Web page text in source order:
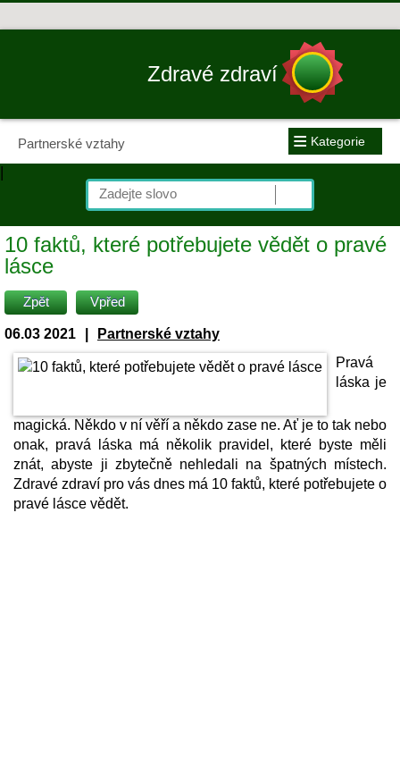
Zdravé zdraví
Partnerské vztahy ≡ Kategorie
|
10 faktů, které potřebujete vědět o pravé
lásce
Zpět Vpřed
06.03 2021
Partnerské vztahy
Pravá
láska je
magická. Někdo v ní věří a někdo zase ne. Ať je to tak nebo
onak, pravá láska má několik pravidel, které byste měli
znát, abyste ji zbytečně nehledali na špatných místech.
Zdravé zdraví pro vás dnes má 10 faktů, které potřebujete o
pravé lásce vědět.